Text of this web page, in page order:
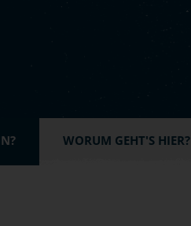
WORUM GEHT'S HIER?